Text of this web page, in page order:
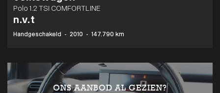
Polo 1.2 TSI COMFORTLINE
n.v.t
Handgeschakeld - 2010 - 147.790 km
ONS AANBOD AL GEZIEN?